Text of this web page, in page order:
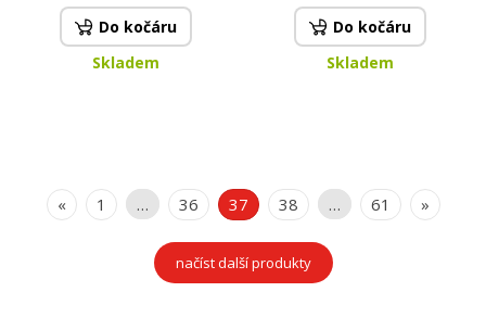
Do kočáru
Skladem
Do kočáru
Skladem
« 1 … 36 37 38 … 61 »
načíst další produkty